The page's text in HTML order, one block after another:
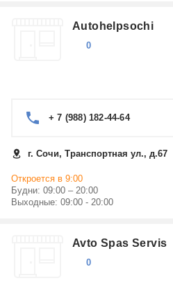
Autohelpsochi
0
+ 7 (988) 182-44-64
г. Сочи, Транспортная ул., д.67
Откроется в 9:00
Будни: 09:00 – 20:00
Выходные: 09:00 - 20:00
Avto Spas Servis
0